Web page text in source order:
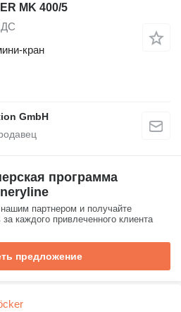
MK 400/5
кран
GmbH
программа
партнером и получайте
каждого привлеченного клиента
предложение